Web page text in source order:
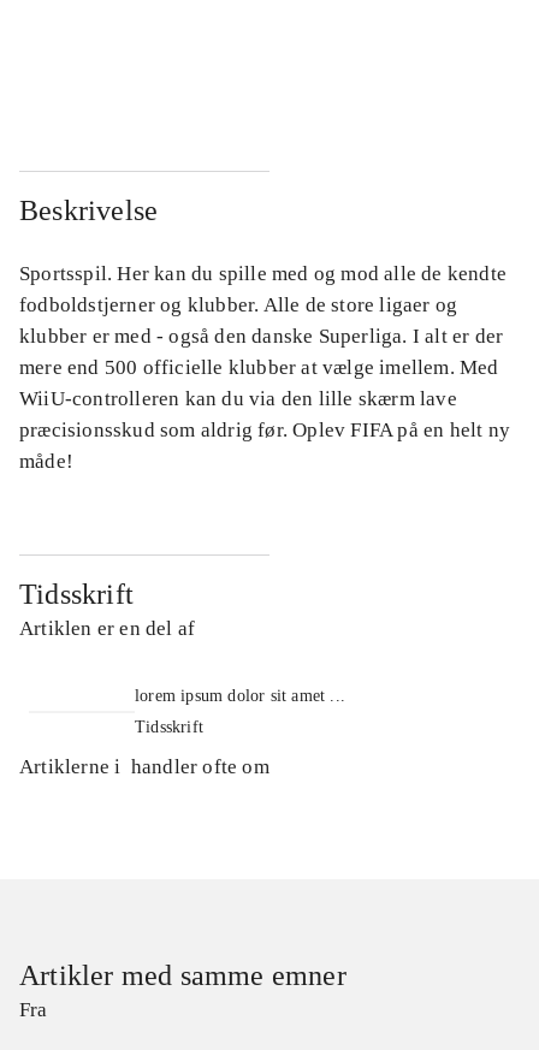
Beskrivelse
Sportsspil. Her kan du spille med og mod alle de kendte
fodboldstjerner og klubber. Alle de store ligaer og
klubber er med - også den danske Superliga. I alt er der
mere end 500 officielle klubber at vælge imellem. Med
WiiU-controlleren kan du via den lille skærm lave
præcisionsskud som aldrig før. Oplev FIFA på en helt ny
måde!
Tidsskrift
Artiklen er en del af
lorem ipsum dolor sit amet ...
Tidsskrift
Artiklerne i handler ofte om
Artikler med samme emner
Fra